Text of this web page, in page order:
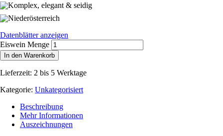
Komplex, elegant & seidig
Niederösterreich
Datenblätter anzeigen
Eiswein Menge
In den Warenkorb
Lieferzeit: 2 bis 5 Werktage
Kategorie: Unkategorisiert
Beschreibung
Mehr Informationen
Auszeichnungen